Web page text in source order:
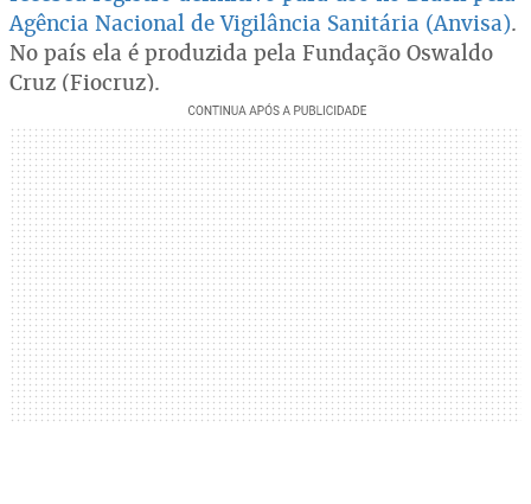
Agência Nacional de Vigilância Sanitária (Anvisa).
No país ela é produzida pela Fundação Oswaldo
Cruz (Fiocruz).